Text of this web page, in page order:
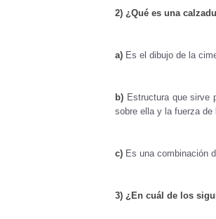
2) ¿Qué es una
a) Es el dibujo de la
b) Estructura que sirve
sobre ella y la fuerza de
c) Es una combinación
3) ¿En cuál de los